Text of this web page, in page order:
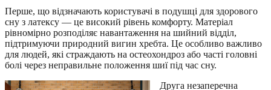
Перше, що відзначають користувачі в подушці для здорового
сну з латексу — це високий рівень комфорту. Матеріал
рівномірно розподіляє навантаження на шийний відділ,
підтримуючи природний вигин хребта. Це особливо важливо
для людей, які страждають на остеохондроз або часті головні
болі через неправильне положення шиї під час сну.
Друга незаперечна